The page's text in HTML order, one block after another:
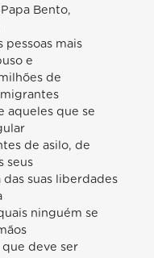
Bento,
mais
e
de
aqueles que se
de asilo, de
seus
suas liberdades
ninguém se
deve ser